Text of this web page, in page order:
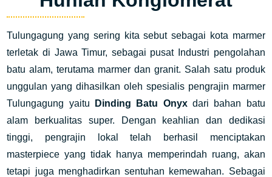
Tulungagung yang sering kita sebut sebagai kota marmer
terletak di Jawa Timur, sebagai pusat Industri pengolahan
batu alam, terutama marmer dan granit. Salah satu produk
unggulan yang dihasilkan oleh spesialis pengrajin marmer
Tulungagung yaitu
Dinding Batu Onyxdari bahan batu
alam berkualitas super. Dengan keahlian dan dedikasi
tinggi, pengrajin lokal telah berhasil menciptakan
masterpiece yang tidak hanya memperindah ruang, akan
tetapi juga menghadirkan sentuhan kemewahan. Sebagai